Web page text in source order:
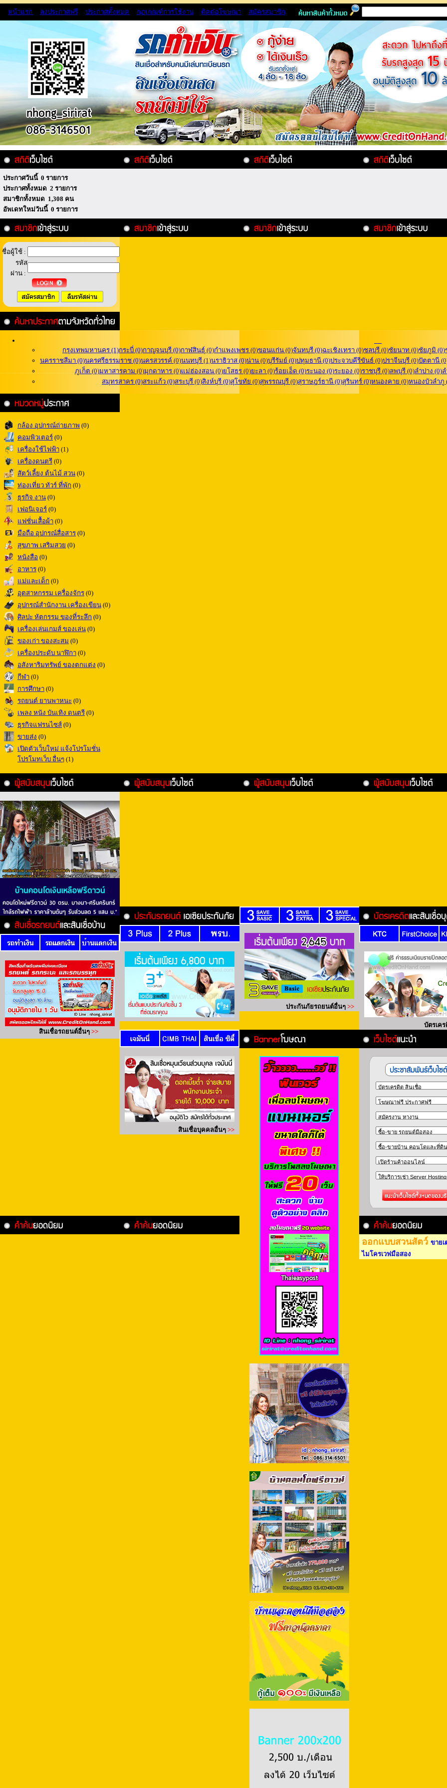
หน้าแรก ลงประกาศฟรี ประกาศทั้งหมด กฏเกณฑ์การใช้งาน ติดต่อโฆษณา สมัครสมาชิก
ประกาศวันนี้ 0 รายการ
ประกาศทั้งหมด 2 รายการ
สมาชิกทั้งหมด 1,308 คน
อัพเดทใหม่วันนี้ 0 รายการ
ชื่อผู้ใช้ :
รหัส
ผ่าน :
กรุงเทพมหานคร (1)กระบี่ (0)กาญจนบุรี (0)กาฬสินธุ์ (0)กำแพงเพชร (0)ขอนแก่น (0)จันทบุรี (0)ฉะเชิงเทรา (0)ชลบุรี (0)ชัยนาท (0)ชัยภูมิ (0)
นครราชสีมา (0)นครศรีธรรมราช (0)นครสวรรค์ (0)นนทบุรี (1)นราธิวาส (0)น่าน (0)บุรีรัมย์ (0)ปทุมธานี (0)ประจวบคีรีขันธ์ (0)ปราจีนบุรี (0)ปัตตานี
ภูเก็ต (0)มหาสารคาม (0)มุกดาหาร (0)แม่ฮ่องสอน (0)ยโสธร (0)ยะลา (0)ร้อยเอ็ด (0)ระนอง (0)ระยอง (0)ราชบุรี (0)ลพบุรี (0)ลำปาง (0)ล
สมุทรสาคร (0)สระแก้ว (0)สระบุรี (0)สิงห์บุรี (0)สุโขทัย (0)สุพรรณบุรี (0)สุราษฎร์ธานี (0)สุรินทร์ (0)หนองคาย (0)หนองบัวลำภู
กล้อง อุปกรณ์ถ่ายภาพ (0)
คอมพิวเตอร์ (0)
เครื่องใช้ไฟฟ้า (1)
เครื่องดนตรี (0)
สัตว์เลี้ยง ต้นไม้ สวน (0)
ท่องเที่ยว ทัวร์ ที่พัก (0)
ธุรกิจ งาน (0)
เฟอนิเจอร์ (0)
แฟชั่นเสื้อผ้า (0)
มือถือ อุปกรณ์สื่อสาร (0)
สุขภาพ เสริมสวย (0)
หนังสือ (0)
อาหาร (0)
แม่และเด็ก (0)
อุตสาหกรรม เครื่องจักร (0)
อุปกรณ์สำนักงาน เครื่องเขียน (0)
ศิลปะ หัตกรรม ของที่ระลึก (0)
เครื่องเล่นเกมส์ ของเล่น (0)
ของเก่า ของสะสม (0)
เครื่องประดับ นาฬิกา (0)
อสังหาริมทรัพย์ ของตกแต่ง (0)
กีฬา (0)
การศึกษา (0)
รถยนต์ ยานพาหนะ (0)
เพลง หนัง บันเทิง ดนตรี (0)
ธุรกิจแฟรนไซส์ (0)
ขายส่ง (0)
เปิดตัวเว็บใหม่ แจ้งโปรโมชั่น
โปรโมทเว็บ อื่นๆ (1)
ออกแบบสวนสัตว์ ขายเ
ไมโครเวฟมือสอง